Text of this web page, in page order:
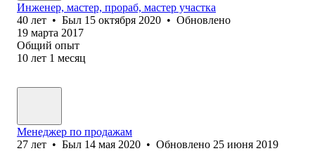
Инженер, мастер, прораб, мастер участка
40 лет • Был 15 октября 2020 • Обновлено
19 марта 2017
Общий опыт
10 лет 1 месяц
Менеджер по продажам
27 лет • Был 14 мая 2020 • Обновлено 25 июня 2019